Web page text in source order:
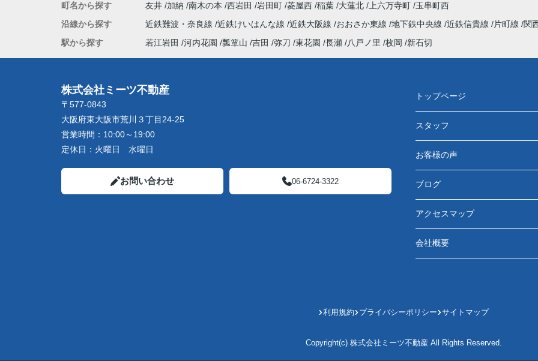
町名から探す
友井 加納 南木の本 西岩田 岩田町 菱屋西 稲葉 大蓮北 上六万寺町 玉串町西
沿線から探す
近鉄難波・奈良線 近鉄けいはんな線 近鉄大阪線 おおさか東線 地下鉄中央線 近鉄信貴線 片町線 関
駅から探す
若江岩田 河内花園 瓢箪山 吉田 弥刀 東花園 長瀬 八戸ノ里 枚岡 新石切
株式会社ミーツ不動産
〒577-0843
大阪府東大阪市荒川３丁目24-25
営業時間： 10:00～19:00
定休日： 火曜日 水曜日
お問い合わせ 06-6724-3322
トップページ
スタッフ
お客様の声
ブログ
アクセスマップ
会社概要
利用規約 プライバシーポリシー サイトマップ
Copyright(c) 株式会社ミーツ不動産 All Rights Reserved.